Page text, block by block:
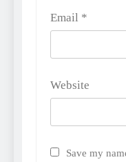
Email *
Website
Save my